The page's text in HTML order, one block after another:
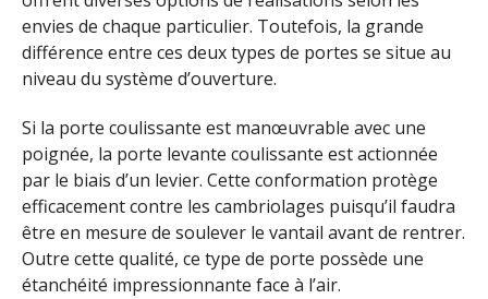
envies de chaque particulier. Toutefois, la grande
différence entre ces deux types de portes se situe au
niveau du système d’ouverture.
Si la porte coulissante est manœuvrable avec une
poignée, la porte levante coulissante est actionnée
par le biais d’un levier. Cette conformation protège
efficacement contre les cambriolages puisqu’il faudra
être en mesure de soulever le vantail avant de rentrer.
Outre cette qualité, ce type de porte possède une
étanchéité impressionnante face à l’air.